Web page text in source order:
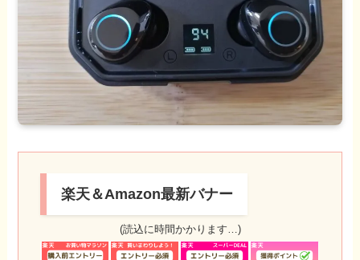
楽天＆Amazon最新バナー
(読込に時間かかります…)